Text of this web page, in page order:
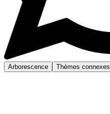
Arborescence Thèmes connexes